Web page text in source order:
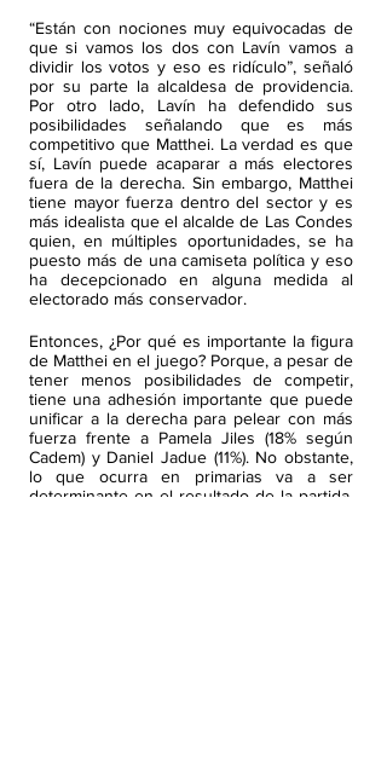
“Están con nociones muy equivocadas de
que si vamos los dos con Lavín vamos a
dividir los votos y eso es ridículo”, señaló
por su parte la alcaldesa de providencia.
Por otro lado, Lavín ha defendido sus
posibilidades señalando que es más
competitivo que Matthei. La verdad es que
sí, Lavín puede acaparar a más electores
fuera de la derecha. Sin embargo, Matthei
tiene mayor fuerza dentro del sector y es
más idealista que el alcalde de Las Condes
quien, en múltiples oportunidades, se ha
puesto más de una camiseta política y eso
ha decepcionado en alguna medida al
electorado más conservador.
Entonces, ¿Por qué es importante la figura
de Matthei en el juego? Porque, a pesar de
tener menos posibilidades de competir,
tiene una adhesión importante que puede
unificar a la derecha para pelear con más
fuerza frente a Pamela Jiles (18% según
Cadem) y Daniel Jadue (11%). No obstante,
lo que ocurra en primarias va a ser
determinante en el resultado de la partida,